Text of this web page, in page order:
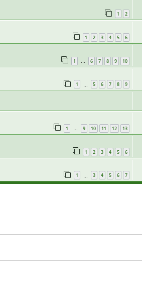
1 2
1 2 3 4 5 6
1 … 6 7 8 9 10
1 5 6 7 8 9
1 … 9 10 11 12 13
1 2 3 4 5 6
1 3 4 5 6 7